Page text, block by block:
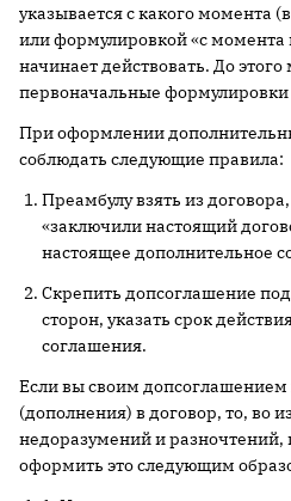
указывается с какого момента
или формулировкой «с момента
начинает действовать. До
первоначальные формулировки
При оформлении
соблюдать следующие правила:
Преамбулу взять из
«заключили настоящий
настоящее дополнительное
Скрепить допсоглашение
сторон, указать срок
соглашения.
Если вы своим
(дополнения) в договор, то, во
недоразумений и разночтений,
оформить это следующим